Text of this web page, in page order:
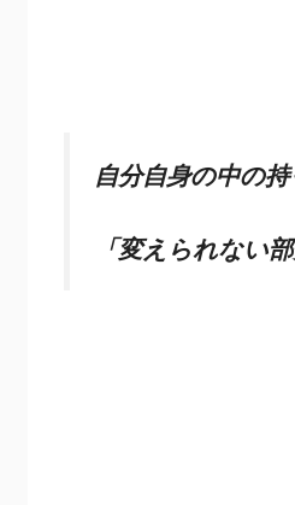
自分自身の中の
「変えられない部